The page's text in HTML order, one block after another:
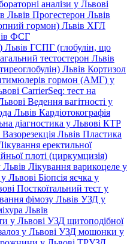
аналізи у Львові
Львів Прогестерон Львів
гормон) Львів ХГЛ
ФСГ
Львів ГСПГ (глобулін, що
тестостерон Львів
Львів Кортизол
гормон (АМГ) у
CarrierSeq: тест на
Ведення вагітності у
Львів Кардіотокографія
діагностика у Львові КТР
Вазорезекція Львів Пластика
еректильної
плоті (циркумцизія)
Лікування варикоцеле у
Львові Біопсія яєчка у
Посткоїтальний тест у
фімозу Львів УЗД у
Львів
у Львові УЗД щитоподібної
у Львові УЗД мошонки у